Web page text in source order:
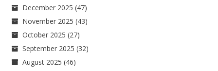
December 2025 (47)
November 2025 (43)
October 2025 (27)
September 2025 (32)
August 2025 (46)